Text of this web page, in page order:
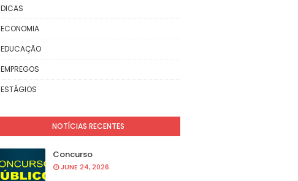
DICAS
ECONOMIA
EDUCAÇÃO
EMPREGOS
ESTÁGIOS
NOTÍCIAS RECENTES
Concurso
JUNE 24, 2026